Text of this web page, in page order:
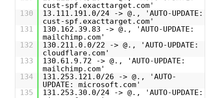
cust-spf.exacttarget.com'
130
13.111.191.0/24 -> @., 'AUTO-UPDATE:
cust-spf.exacttarget.com'
131
130.162.39.83 -> @., 'AUTO-UPDATE:
mailchimp.com'
132
130.211.0.0/22 -> @., 'AUTO-UPDATE:
cloudflare.com'
133
130.61.9.72 -> @., 'AUTO-UPDATE:
mailchimp.com'
134
131.253.121.0/26 -> @., 'AUTO-
UPDATE: microsoft.com'
135
131.253.30.0/24 -> @., 'AUTO-UPDATE: